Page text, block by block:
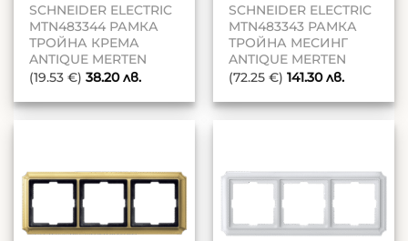
SCHNEIDER ELECTRIC
MTN483344 РАМКА
ТРОЙНА КРЕМА
ANTIQUE MERTEN
(19.53 €) 38.20лв.
SCHNEIDER ELECTRIC
MTN483343 РАМКА
ТРОЙНА МЕСИНГ
ANTIQUE MERTEN
(72.25 €) 141.30лв.